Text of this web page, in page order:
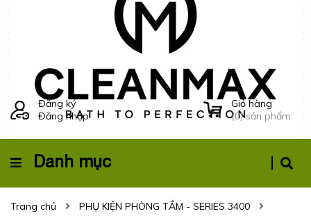
Đăng ký
Đăng nhập
Giỏ hàng
(0) sản phẩm
Danh mục
Trang chủ
PHỤ KIỆN PHÒNG TẮM - SERIES 3400